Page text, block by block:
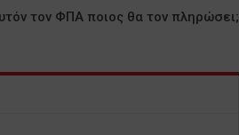
τον ΦΠΑ ποιος θα τον πληρώσει;